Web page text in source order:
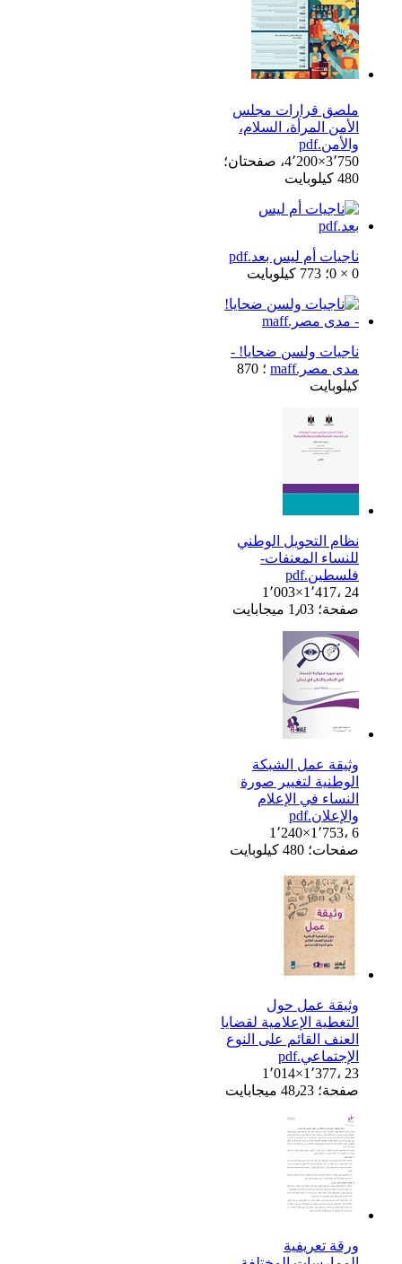
ملصق قرارات مجلس
الأمن المرأة، السلام،
والأمن.pdf
4٬200×3٬750، صفحتان؛
480 كيلوبايت
ناجيات أم ليس بعد.pdf
0 × 0؛ 773 كيلوبايت
ناجيات ولسن ضحايا! -
مدى مصر.maff
؛ 870
كيلوبايت
نظام التحويل الوطني
للنساء المعنفات-
فلسطين.pdf
1٬003×1٬417، 24
صفحة؛ 1٫03 ميجابايت
وثيقة عمل الشبكة
الوطنية لتغيير صورة
النساء في الإعلام
والإعلان.pdf
1٬240×1٬753، 6
صفحات؛ 480 كيلوبايت
وثيقة عمل حول
التغطية الإعلامية لقضايا
العنف القائم على النوع
الإجتماعي.pdf
1٬014×1٬377، 23
صفحة؛ 48٫23 ميجابايت
ورقة تعريفية